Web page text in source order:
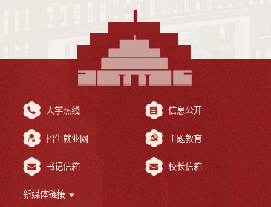
大学热线 信息公开
招生就业网 主题教育
书记信箱 校长信箱
新媒体链接